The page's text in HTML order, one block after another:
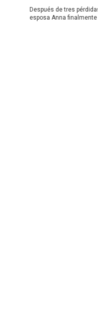
Después de tres
esposa Anna